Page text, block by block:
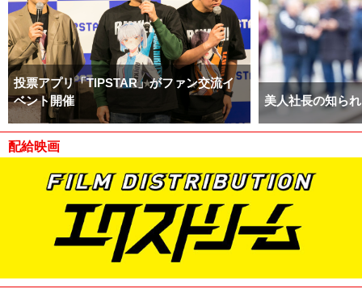
投票アプリ「TIPSTAR」がファン交流イ
ベント開催
美人社長の知ら
配給映画